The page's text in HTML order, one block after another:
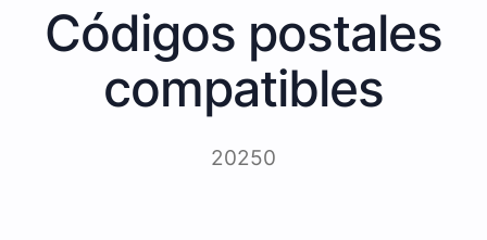
Códigos postales
compatibles
20250